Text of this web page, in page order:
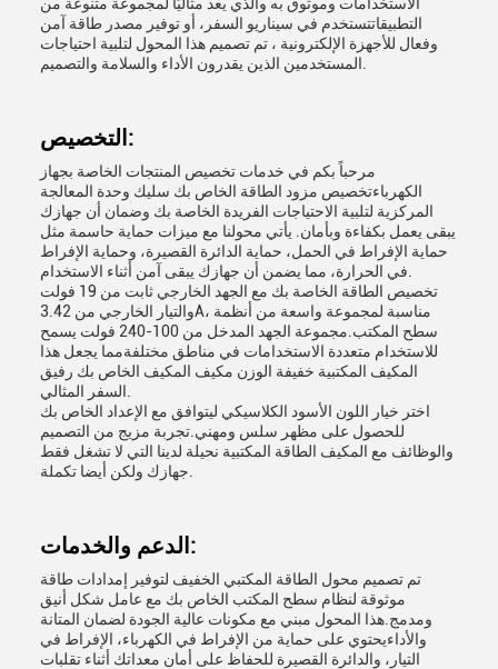
التطبيقاتتستخدم في سيناريو السفر، أو توفير مصدر طاقة آمن
وفعال للأجهزة الإلكترونية ، تم تصميم هذا المحول لتلبية احتياجات
التخصيص:
مرحباً بكم في خدمات تخصيص المنتجات الخاصة بجهاز
الكهرباءتخصيص مزود الطاقة الخاص بك سليك وحدة المعالجة
المركزية لتلبية الاحتياجات الفريدة الخاصة بك وضمان أن جهازك
يبقى يعمل بكفاءة وبأمان. يأتي محولنا مع ميزات حماية حاسمة مثل
حماية الإفراط في الحمل، حماية الدائرة القصيرة، وحماية الإفراط
تخصيص الطاقة الخاصة بك مع الجهد الخارجي ثابت من 19 فولت
والتيار الخارجي من 3.42A، مناسبة لمجموعة واسعة من أنظمة
سطح المكتب.مجموعة الجهد المدخل من 100-240 فولت يسمح
للاستخدام متعددة الاستخدامات في مناطق مختلفةمما يجعل هذا
المكيف المكتبية خفيفة الوزن مكيف المكيف الخاص بك رفيق
اختر خيار اللون الأسود الكلاسيكي ليتوافق مع الإعداد الخاص بك
للحصول على مظهر سلس ومهني.تجربة مزيج من التصميم
والوظائف مع المكيف الطاقة المكتبية نحيلة لدينا التي لا تشغل فقط
الدعم والخدمات:
تم تصميم محول الطاقة المكتبي الخفيف لتوفير إمدادات طاقة
موثوقة لنظام سطح المكتب الخاص بك مع عامل شكل أنيق
ومدمج.هذا المحول مبني مع مكونات عالية الجودة لضمان المتانة
والأداءيحتوي على حماية من الإفراط في الكهرباء، الإفراط في
التيار، والدائرة القصيرة للحفاظ على أمان معداتك أثناء تقلبات